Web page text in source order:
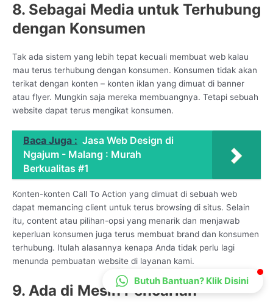
8. Sebagai Media untuk Terhubung
dengan Konsumen
Tak ada sistem yang lebih tepat kecuali membuat web kalau
mau terus terhubung dengan konsumen. Konsumen tidak akan
terikat dengan konten – konten iklan yang dimuat di banner
atau flyer. Mungkin saja mereka membuangnya. Tetapi sebuah
website dapat terus mengikat konsumen.
Baca Juga : Jasa Web Design di
Ngajum - Malang : Murah
Berkualitas #1
Konten-konten Call To Action yang dimuat di sebuah web
dapat memancing client untuk terus browsing di situs. Selain
itu, content atau pilihan-opsi yang menarik dan menjawab
keperluan konsumen juga terus membuat brand dan konsumen
terhubung. Itulah alasannya kenapa Anda tidak perlu lagi
menunda pembuatan website di layanan kami.
9. Ada di Mesin Pencarian
Online
Butuh Bantuan? Klik Disini